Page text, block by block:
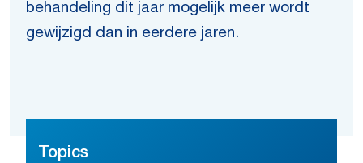
behandeling dit jaar mogelijk meer wordt
gewijzigd dan in eerdere jaren.
Topics